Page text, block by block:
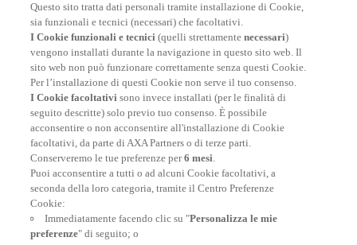
La vostra assicurazione
Assicurazione viaggio online|Assicurazione
annullamento per le prenotazioni su AirBnb| La migliore
assicurazione per il tuo viaggio|Assicurazione medica
viaggio|Assicurazione annullamento viaggio: cosa
copre?|Assicurazione sanitaria all'estero|
Assicurazione Sanitaria Viaggio
Assicurazione viaggio
annuale con AXA a partire da 72 Euro!
Assicurazione
annullamento volo: cosa copre e perché sottoscriverla
Assistenza Medica viaggio|Assicurazione Viaggio
Economica| Copertura per il Rimpatrio Sanitario
Assicurazione Perdita Bagaglio|Ecco la migliore
assicurazione viaggio per te!|Assicurazione di
responsabilità civile all'estero
Mediche all'estero|10 motivi per fare sempre
l'assicurazione di viaggio
Questo sito tratta dati personali tramite installazione di Cookie,
sia funzionali e tecnici (necessari) che facoltativi.
I Cookie funzionali e tecnici (quelli strettamentenecessari)
vengono installati durante la navigazione in questo sito web. Il
sito web non può funzionare correttamente senza questi Cookie.
Per l’installazione di questi Cookie non serve il tuo consenso.
I Cookie facoltativi sono invece installati (per le finalità di
seguito descritte) solo previo tuo consenso. È possibile
acconsentire o non acconsentire all'installazione di Cookie
facoltativi, da parte di AXA Partners o di terze parti.
Conserveremo le tue preferenze per6 mesi.
Puoi acconsentire a tutti o ad alcuni Cookie facoltativi, a
seconda della loro categoria, tramite il Centro Preferenze
Cookie:
Immediatamente facendo clic su "Personalizza le mie
preferenze" di seguito; o